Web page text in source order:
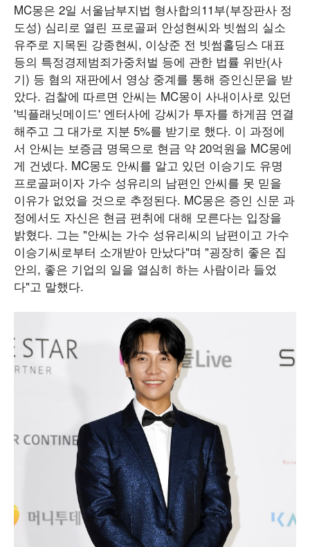
MC몽은 2일 서울남부지법 형사합의11부(부장판사 정
도성) 심리로 열린 프로골퍼 안성현씨와 빗썸의 실소
유주로 지목된 강종현씨, 이상준 전 빗썸홀딩스 대표
등의 특정경제범죄가중처벌 등에 관한 법률 위반(사
기) 등 혐의 재판에서 영상 중계를 통해 증인신문을 받
았다. 검찰에 따르면 안씨는 MC몽이 사내이사로 있던
'빅플래닛메이드' 엔터사에 강씨가 투자를 하게끔 연결
해주고 그 대가로 지분 5%를 받기로 했다. 이 과정에
서 안씨는 보증금 명목으로 현금 약 20억원을 MC몽에
게 건넸다. MC몽도 안씨를 알고 있던 이승기도 유명
프로골퍼이자 가수 성유리의 남편인 안씨를 못 믿을
이유가 없었을 것으로 추정된다. MC몽은 증인 신문 과
정에서도 자신은 현금 편취에 대해 모른다는 입장을
밝혔다. 그는 "안씨는 가수 성유리씨의 남편이고 가수
이승기씨로부터 소개받아 만났다"며 "굉장히 좋은 집
안의, 좋은 기업의 일을 열심히 하는 사람이라 들었
다"고 말했다.